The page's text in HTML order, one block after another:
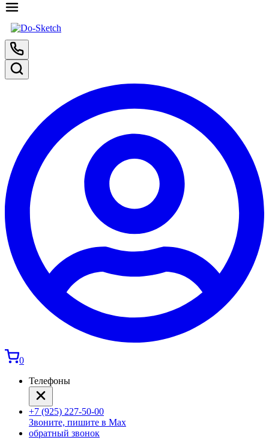
0
Телефоны
+7 (925) 227-50-00
Звоните, пишите в Max
обратный звонок